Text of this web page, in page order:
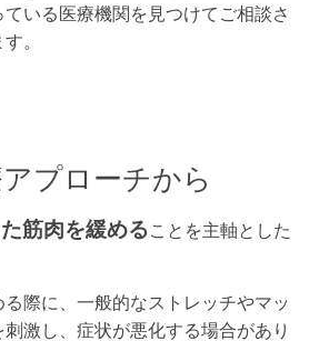
いる医療機関を見つけてご相談さ
。
プローチから
筋肉を緩めることを主軸とした
際に、一般的なストレッチやマッ
激し、症状が悪化する場合があり